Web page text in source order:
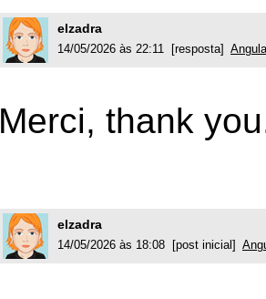
elzadra
14/05/2026 às 22:11 [resposta]
Merci, thank
elzadra
14/05/2026 às 18:08 [post inicial]